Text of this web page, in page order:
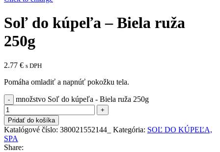
Soľ do kúpeľa – Biela ruža
250g
2.77 € s DPH
Pomáha omladiť a napnúť pokožku tela.
množstvo Soľ do kúpeľa - Biela ruža 250g
Pridať do košíka
Katalógové číslo: 380021552144_ Kategória: SOĽ DO KÚPEĽA,
SPA
Share: